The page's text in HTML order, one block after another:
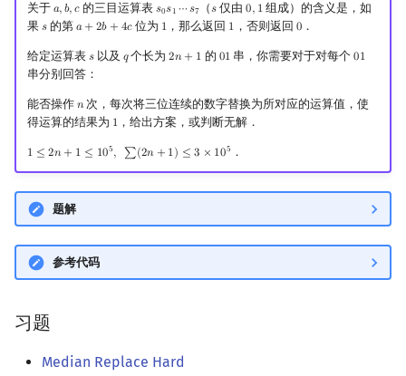
关于 𝑎,𝑏,𝑐
a, b, c的三目运算表 𝑠0𝑠1 ⋯𝑠7
s0s1 ⋯s7 （𝑠
s 仅由0, 1
0,1 组成）的含义是，如
果 𝑠
s的第 𝑎+ 2𝑏 + 4𝑐
a+2b+4c 位为 1
1 ，那么返回 1
1 ，否则返回 0
0．
给定运算表 𝑠
s以及 𝑞
q个长为2𝑛+ 1
2n+1 的 01
01 串，你需要对于对每个01
01
串分别回答：
能否操作 𝑛
n次，每次将三位连续的数字替换为所对应的运算值，使
得运算的结果为 1
1 ，给出方案，或判断无解．
1 ≤ 2𝑛+ 1 ≤ 105, ∑(2𝑛 + 1) ≤ 3 × 105
1≤2n+1≤105 , ∑ 2n+1 ≤3×105 ．
题解
参考代码
习题
Median Replace Hard